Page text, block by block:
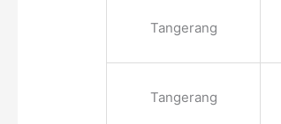
Tangerang
Tangerang